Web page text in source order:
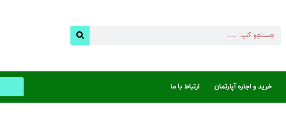
خرید و اجاره آپارتمان ارتباط با ما